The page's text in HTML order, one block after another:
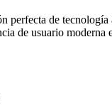
de
de usuario